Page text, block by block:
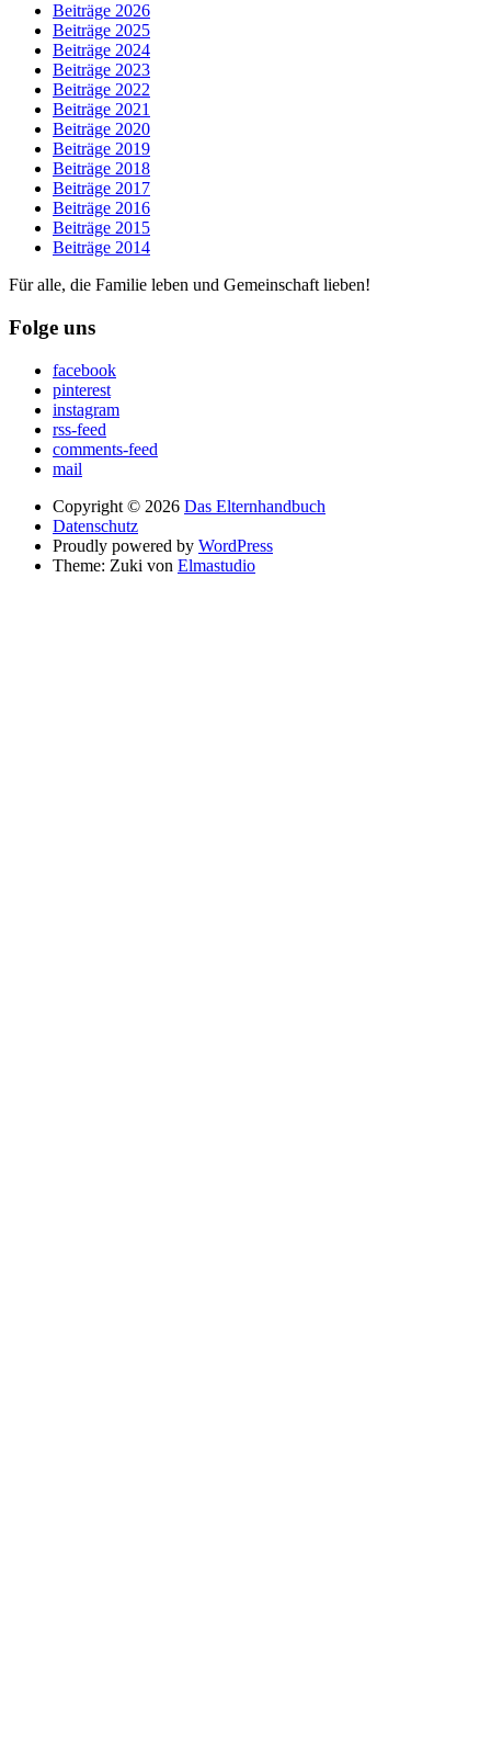
Beiträge 2026
Beiträge 2025
Beiträge 2024
Beiträge 2023
Beiträge 2022
Beiträge 2021
Beiträge 2020
Beiträge 2019
Beiträge 2018
Beiträge 2017
Beiträge 2016
Beiträge 2015
Beiträge 2014
Für alle, die Familie leben und Gemeinschaft lieben!
Folge uns
facebook
pinterest
instagram
rss-feed
comments-feed
mail
Copyright © 2026 Das Elternhandbuch
Datenschutz
Proudly powered by WordPress
Theme: Zuki von Elmastudio